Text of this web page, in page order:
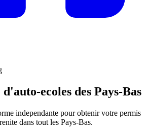
ecoles des Pays-Bas
independante pour obtenir votre permis
dans tout les Pays-Bas.